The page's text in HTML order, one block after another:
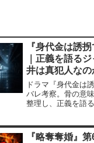
『身代金は誘
｜正義を語る
井は真犯人なの
ドラマ『身代金は
バレ考察。骨の意
整理し、正義を語
『略奪奪婚』